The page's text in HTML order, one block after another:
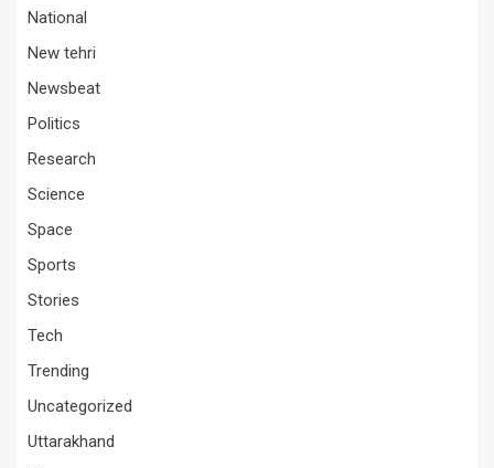
National
New tehri
Newsbeat
Politics
Research
Science
Space
Sports
Stories
Tech
Trending
Uncategorized
Uttarakhand